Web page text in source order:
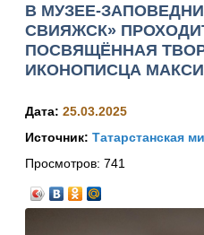
В МУЗЕЕ-
СВИЯЖСК»
ПОСВЯЩЁННАЯ
ИКОНОПИСЦА
Дата: 25.03.2025
Источник: Татарстанская
Просмотров: 741